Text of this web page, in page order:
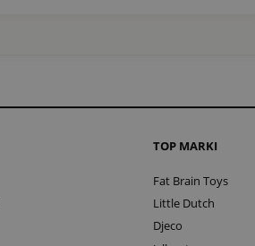
TOP MARKI
Fat Brain Toys
Little Dutch
Djeco